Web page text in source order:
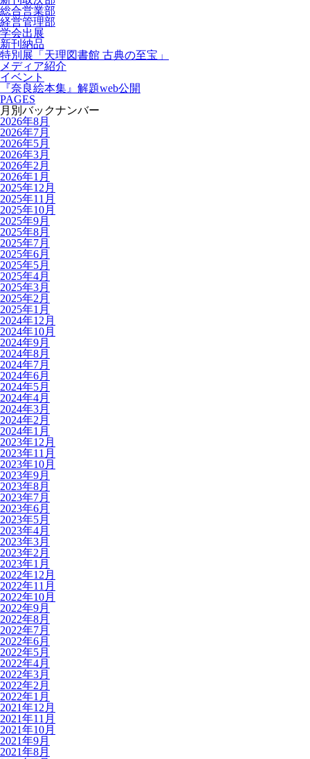
総合営業部
経営管理部
学会出展
新刊納品
特別展「天理図書館 古典の至宝」
メディア紹介
イベント
『奈良絵本集』解題web公開
PAGES
月別バックナンバー
2026年8月
2026年7月
2026年5月
2026年3月
2026年2月
2026年1月
2025年12月
2025年11月
2025年10月
2025年9月
2025年8月
2025年7月
2025年6月
2025年5月
2025年4月
2025年3月
2025年2月
2025年1月
2024年12月
2024年10月
2024年9月
2024年8月
2024年7月
2024年6月
2024年5月
2024年4月
2024年3月
2024年2月
2024年1月
2023年12月
2023年11月
2023年10月
2023年9月
2023年8月
2023年7月
2023年6月
2023年5月
2023年4月
2023年3月
2023年2月
2023年1月
2022年12月
2022年11月
2022年10月
2022年9月
2022年8月
2022年7月
2022年6月
2022年5月
2022年4月
2022年3月
2022年2月
2022年1月
2021年12月
2021年11月
2021年10月
2021年9月
2021年8月